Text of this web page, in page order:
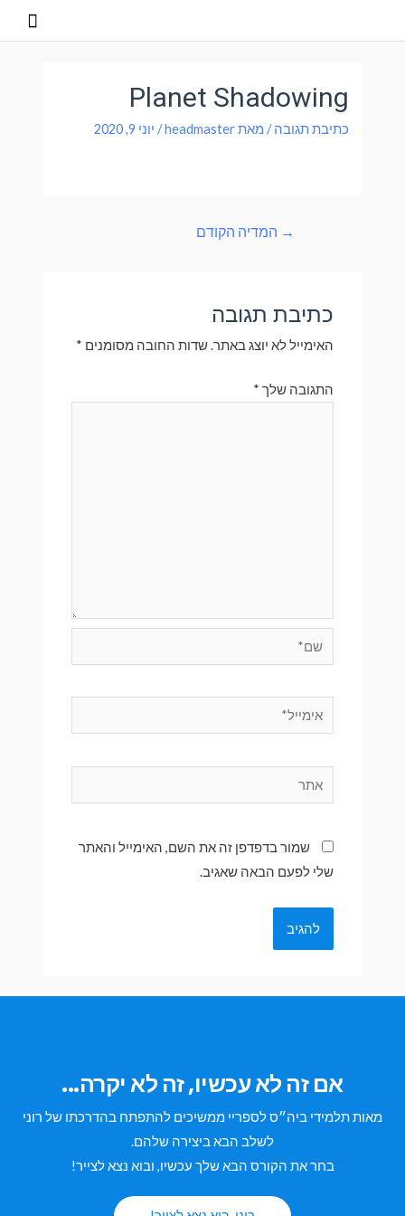
Planet Shadowing
כתיבת תגובה / מאתheadmaster
/ יוני 9, 2020
→ המדיה הקודם
כתיבת תגובה
האימייל לא יוצג באתר.שדות החובה מסומנים *
התגובה שלך *
שמור בדפדפן זה את השם, האימייל והאתר
שלי לפעם הבאה שאגיב.
אם זה לא עכשיו, זה לא יקרה...
מאות תלמידי ביה״ס לספריי ממשיכים להתפתח בהדרכתו של רוני
לשלב הבא ביצירה שלהם.
בחר את הקורס הבא שלך עכשיו, ובוא נצא לצייר!